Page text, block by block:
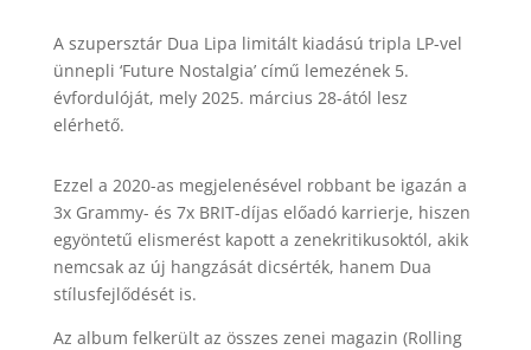
A szupersztár Dua Lipa limitált kiadású tripla LP-vel
ünnepli ‘Future Nostalgia’ című lemezének 5.
évfordulóját, mely 2025. március 28-ától lesz
elérhető.
Ezzel a 2020-as megjelenésével robbant be igazán a
3x Grammy- és 7x BRIT-díjas előadó karrierje, hiszen
egyöntetű elismerést kapott a zenekritikusoktól, akik
nemcsak az új hangzását dicsérték, hanem Dua
stílusfejlődését is.
Az album felkerült az összes zenei magazin (Rolling